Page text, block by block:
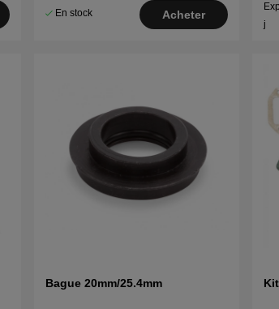
En stock Acheter
j
Bague 20mm/25.4mm